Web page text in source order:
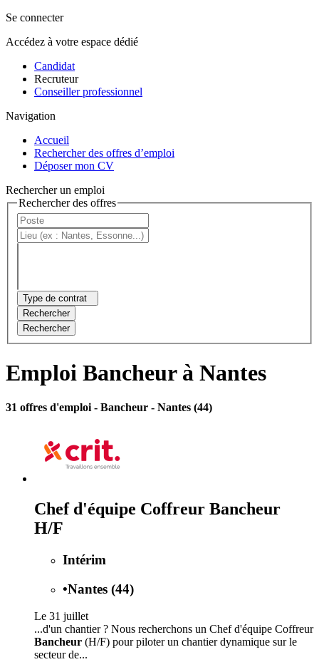
Se connecter
Accédez à votre espace dédié
Candidat
Recruteur
Conseiller professionnel
Navigation
Accueil
Rechercher des offres d’emploi
Déposer mon CV
Rechercher un emploi
Rechercher des offres
Type de contrat
Rechercher
Rechercher
Emploi Bancheur à Nantes
31 offres d'emploi - Bancheur - Nantes (44)
Chef d'équipe Coffreur Bancheur
H/F
Intérim
•Nantes (44)
Le 31 juillet
...d'un chantier ? Nous recherchons un Chef d'équipe Coffreur
Bancheur (H/F) pour piloter un chantier dynamique sur le
secteur de...